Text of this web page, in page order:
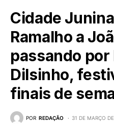
Cidade
Ramalho a
passando por
Dilsinho,
finais de
POR REDAÇÃO 31 DE MARÇO